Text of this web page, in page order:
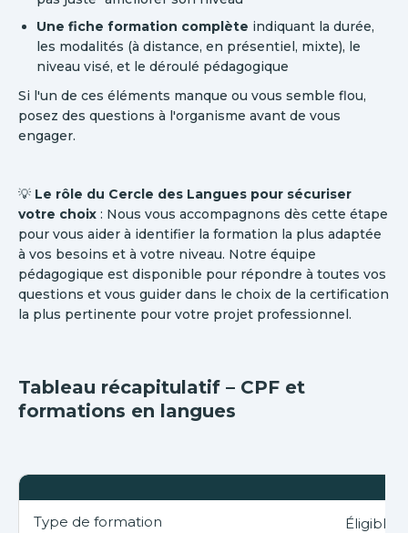
Une fiche formation complète indiquant la durée,
les modalités (à distance, en présentiel, mixte), le
niveau visé, et le déroulé pédagogique
Si l'un de ces éléments manque ou vous semble flou,
posez des questions à l'organisme avant de vous
engager.
💡 Le rôle du Cercle des Langues pour sécuriser
votre choix : Nous vous accompagnons dès cette étape
pour vous aider à identifier la formation la plus adaptée
à vos besoins et à votre niveau. Notre équipe
pédagogique est disponible pour répondre à toutes vos
questions et vous guider dans le choix de la certification
la plus pertinente pour votre projet professionnel.
Tableau récapitulatif – CPF et
formations en langues
Type de formation Éligible